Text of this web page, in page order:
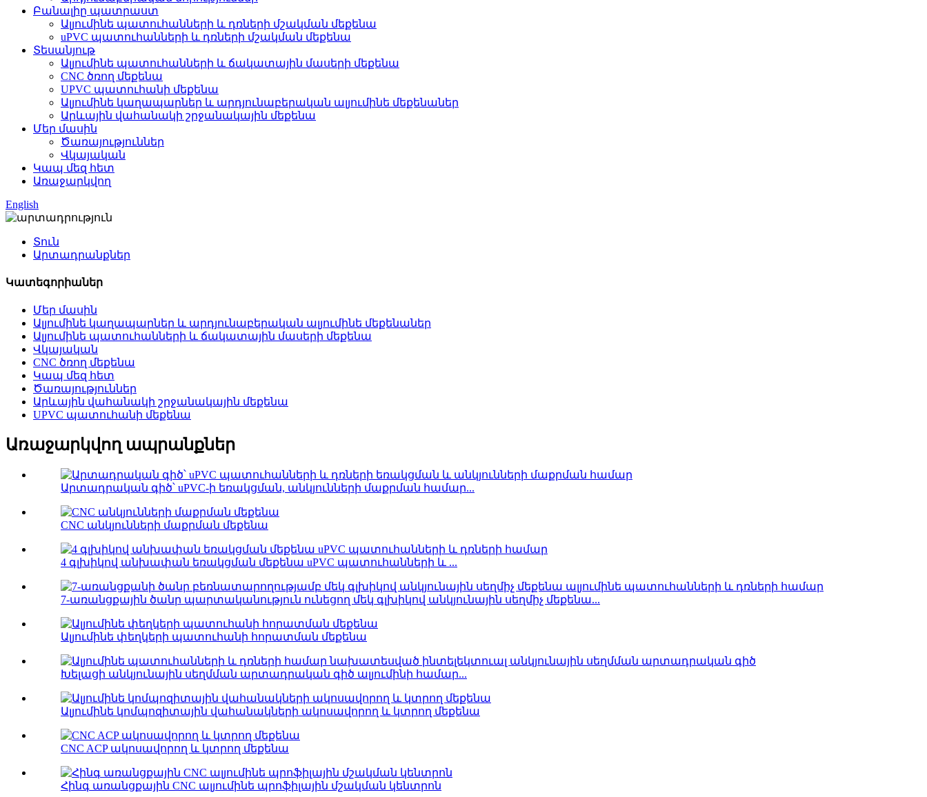
Բանալիը պատրաստ
Ալյումինե պատուհանների և դռների մշակման մեքենա
uPVC պատուհանների և դռների մշակման մեքենա
Տեսանյութ
Ալյումինե պատուհանների և ճակատային մասերի մեքենա
CNC ծռող մեքենա
UPVC պատուհանի մեքենա
Ալյումինե կաղապարներ և արդյունաբերական ալյումինե մեքենաներ
Արևային վահանակի շրջանակային մեքենա
Մեր մասին
Ծառայություններ
Վկայական
Կապ մեզ հետ
Առաջարկվող
English
Տուն
Արտադրանքներ
Կատեգորիաներ
Մեր մասին
Ալյումինե կաղապարներ և արդյունաբերական ալյումինե մեքենաներ
Ալյումինե պատուհանների և ճակատային մասերի մեքենա
Վկայական
CNC ծռող մեքենա
Կապ մեզ հետ
Ծառայություններ
Արևային վահանակի շրջանակային մեքենա
UPVC պատուհանի մեքենա
Առաջարկվող ապրանքներ
Արտադրական գիծ՝ uPVC-ի եռակցման, անկյունների մաքրման համար...
CNC անկյունների մաքրման մեքենա
4 գլխիկով անխափան եռակցման մեքենա uPVC պատուհանների և ...
7-առանցքային ծանր պարտականություն ունեցող մեկ գլխիկով անկյունային սեղմիչ մեքենա...
Ալյումինե փեղկերի պատուհանի հորատման մեքենա
Խելացի անկյունային սեղմման արտադրական գիծ ալյումինի համար...
Ալյումինե կոմպոզիտային վահանակների ակոսավորող և կտրող մեքենա
CNC ACP ակոսավորող և կտրող մեքենա
Հինգ առանցքային CNC ալյումինե պրոֆիլային մշակման կենտրոն